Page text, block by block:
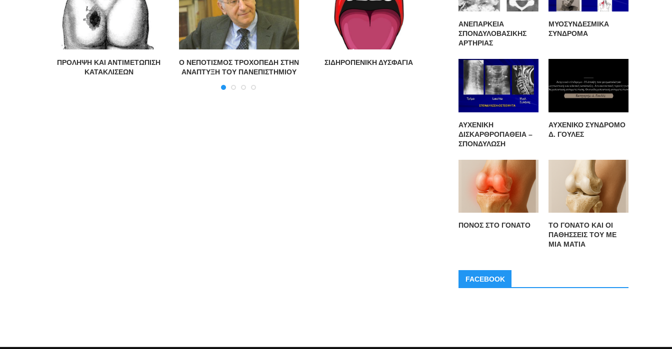
ΠΡΟΛΗΨΗ ΚΑΙ ΑΝΤΙΜΕΤΩΠΙΣΗ
ΚΑΤΑΚΛΙΣΕΩΝ
Ο ΝΕΠΟΤΙΣΜΟΣ ΤΡΟΧΟΠΕΔΗ ΣΤΗΝ
ΑΝΑΠΤΥΞΗ ΤΟΥ ΠΑΝΕΠΙΣΤΗΜΙΟΥ
ΣΙΔΗΡΟΠΕΝΙΚΗ ΔΥΣΦΑΓΙΑ
ΧΡΗΣΙΜΕΣ ΣΥΜΒΟΥΛΕΣ ΓΙΑ ΣΩΣΤΗ
ΔΙΑΙΤΑ
ΑΝΕΠΑΡΚΕΙΑ
ΣΠΟΝΔΥΛΟΒΑΣΙΚΗΣ
ΑΡΤΗΡΙΑΣ
ΜΥΟΣΥΝΔΕΣΜΙΚΑ
ΣΥΝΔΡΟΜΑ
ΑΥΧΕΝΙΚΗ
ΔΙΣΚΑΡΘΡΟΠΑΘΕΙΑ –
ΣΠΟΝΔΥΛΩΣΗ
ΑΥΧΕΝΙΚΟ ΣΥΝΔΡΟΜΟ
Δ. ΓΟΥΛΕΣ
ΠΟΝΟΣ ΣΤΟ ΓΟΝΑΤΟ
ΤΟ ΓΟΝΑΤΟ ΚΑΙ ΟΙ
ΠΑΘΗΣΣΕΙΣ ΤΟΥ ΜΕ
ΜΙΑ ΜΑΤΙΑ
FACEBOOK